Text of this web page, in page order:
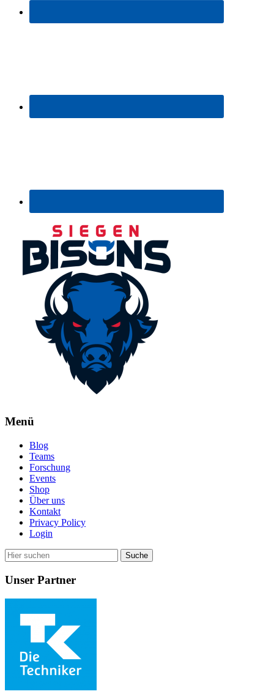
Menü
Blog
Teams
Forschung
Events
Shop
Über uns
Kontakt
Privacy Policy
Login
Unser Partner